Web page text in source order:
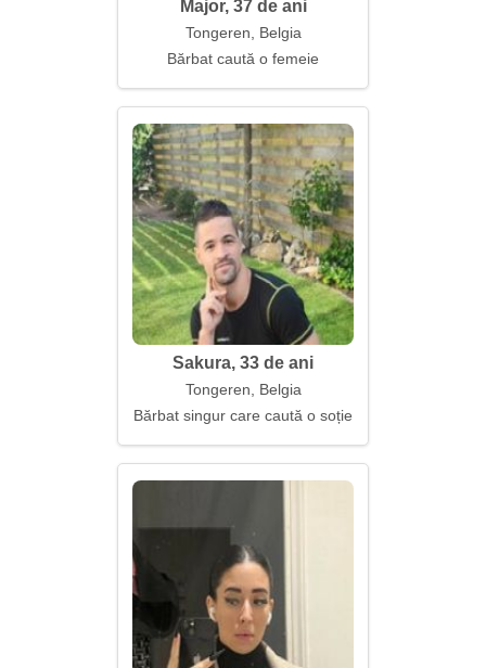
Major, 37 de ani
Tongeren, Belgia
Bărbat caută o femeie
Sakura, 33 de ani
Tongeren, Belgia
Bărbat singur care caută o soție